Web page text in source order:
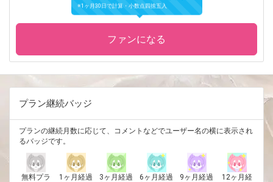
※1ヶ月30日で計算・小数点四捨五入
ファンになる
プラン継続バッジ
プランの継続月数に応じて、コメントなどでユーザー名の横に表示され
るバッジです。
無料プラ
1ヶ月経過 3ヶ月経過 6ヶ月経過 9ヶ月経過
12ヶ月経